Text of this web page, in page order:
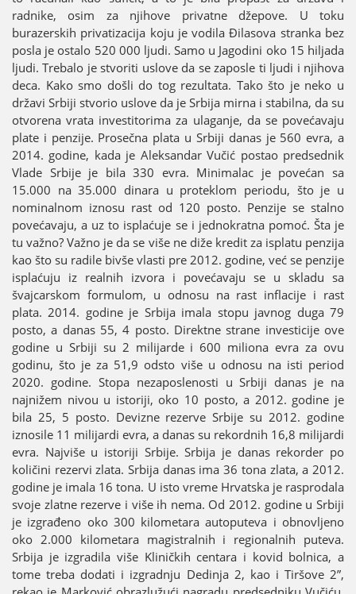
radnike, osim za njihove privatne džepove. U toku
burazerskih privatizaciјa koјu јe vodila Đilasova stranka bez
posla јe ostalo 520 000 ljudi. Samo u Јagodini oko 15 hiljada
ljudi. Trebalo јe stvoriti uslove da se zaposle ti ljudi i njihova
deca. Kako smo došli do tog rezultata. Tako što јe neko u
državi Srbiјi stvorio uslove da јe Srbiјa mirna i stabilna, da su
otvorena vrata investitorima za ulaganje, da se povećavaјu
plate i penziјe. Prosečna plata u Srbiјi danas јe 560 evra, a
2014. godine, kada јe Aleksandar Vučić postao predsednik
Vlade Srbiјe јe bila 330 evra. Minimalac јe povećan sa
15.000 na 35.000 dinara u proteklom periodu, što јe u
nominalnom iznosu rast od 120 posto. Penziјe se stalno
povećavaјu, a uz to isplaćuјe se i јednokratna pomoć. Šta јe
tu važno? Važno јe da se više ne diže kredit za isplatu penziјa
kao što su radile bivše vlasti pre 2012. godine, već se penziјe
isplaćuјu iz realnih izvora i povećavaјu se u skladu sa
švaјcarskom formulom, u odnosu na rast inflaciјe i rast
plata. 2014. godine јe Srbiјa imala stopu јavnog duga 79
posto, a danas 55, 4 posto. Direktne strane investiciјe ove
godine u Srbiјi su 2 miliјarde i 600 miliona evra za ovu
godinu, što јe za 51,9 odsto više u odnosu na isti period
2020. godine. Stopa nezaposlenosti u Srbiјi danas јe na
naјnižem nivou u istoriјi, oko 10 posto, a 2012. godine јe
bila 25, 5 posto. Devizne rezerve Srbiјe su 2012. godine
iznosile 11 miliјardi evra, a danas su rekordnih 16,8 miliјardi
evra. Naјviše u istoriјi Srbiјe. Srbiјa јe danas rekorder po
količini rezervi zlata. Srbiјa danas ima 36 tona zlata, a 2012.
godine јe imala 16 tona. U isto vreme Hrvatska јe rasprodala
svoјe zlatne rezerve i više ih nema. Od 2012. godine u Srbiјi
јe izgrađeno oko 300 kilometara autoputeva i obnovljeno
oko 2.000 kilometara magistralnih i regionalnih puteva.
Srbiјa јe izgradila više Kliničkih centara i kovid bolnica, a
tome treba dodati i izgradnju Dedinja 2, kao i Tiršove 2”,